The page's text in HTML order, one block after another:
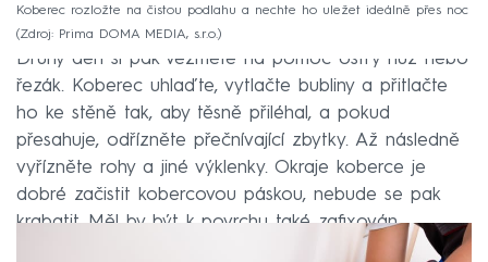
Koberec rozložte na čistou podlahu a nechte ho uležet ideálně přes noc
Zdroj: Prima DOMA MEDIA, s.r.o.
Druhý den si pak vezměte na pomoc ostrý nůž nebo
řezák. Koberec uhlaďte, vytlačte bubliny a přitlačte
ho ke stěně tak, aby těsně přiléhal, a pokud
přesahuje, odřízněte přečnívající zbytky. Až následně
vyřízněte rohy a jiné výklenky. Okraje koberce je
dobré začistit kobercovou páskou, nebude se pak
krabatit. Měl by být k povrchu také zafixován.